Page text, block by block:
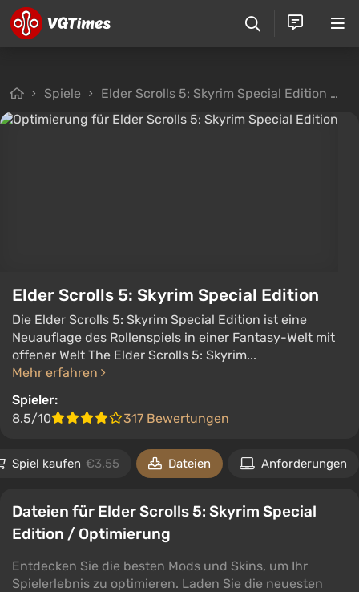
Spiele Elder Scrolls 5: Skyrim Special Edition
Elder Scrolls 5: Skyrim Special Edition
Die Elder Scrolls 5: Skyrim Special Edition ist eine
Neuauflage des Rollenspiels in einer Fantasy-Welt mit
offener Welt The Elder Scrolls 5: Skyrim...
Mehr erfahren
Spieler:
8.5/10
317 Bewertungen
Spiel kaufen €3.55 Dateien Anforderungen
Dateien für Elder Scrolls 5: Skyrim Special
Edition / Optimierung
Entdecken Sie die besten Mods und Skins, um Ihr
Spielerlebnis zu optimieren. Laden Sie die neuesten